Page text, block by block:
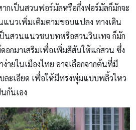
กเป็นสวนฟอร์มัลหรือกึ่งฟอร์มัลก็มักจะ
แนวเพิ่มเติมตามขอบแปลง ทางเดิน
นสวนแนวชนบทหรือสวนวินเทจ ก็มัก
กมาเสริมเพื่อเพิ่มสีสันให้แก่สวน ซึ่ง
ายในเมืองไทย อาจเลือกจากต้นที่มี
ละเอียด เพื่อให้มีทรงพุ่มแบบพลิ้วไหว
กันเอง